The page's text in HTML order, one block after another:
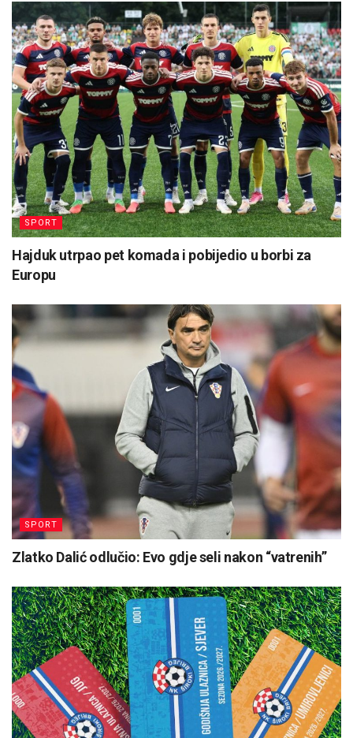
SPORT
Hajduk utrpao pet komada i pobijedio u borbi za
Europu
SPORT
Zlatko Dalić odlučio: Evo gdje seli nakon “vatrenih”